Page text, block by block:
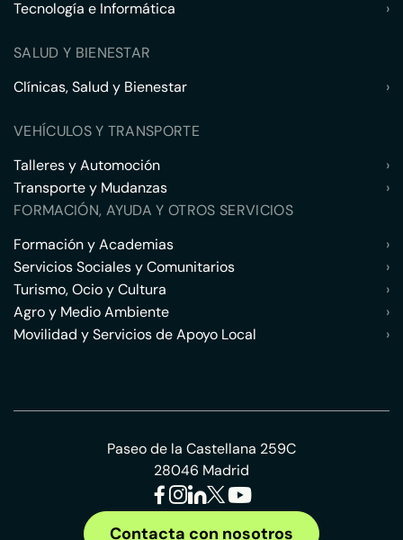
Tecnología e Informática
›
SALUD Y BIENESTAR
Clínicas, Salud y Bienestar
›
VEHÍCULOS Y TRANSPORTE
Talleres y Automoción
›
Transporte y Mudanzas
›
FORMACIÓN, AYUDA Y OTROS SERVICIOS
Formación y Academias
›
Servicios Sociales y Comunitarios
›
Turismo, Ocio y Cultura
›
Agro y Medio Ambiente
›
Movilidad y Servicios de Apoyo Local
›
Paseo de la Castellana 259C
28046 Madrid
Contacta con nosotros